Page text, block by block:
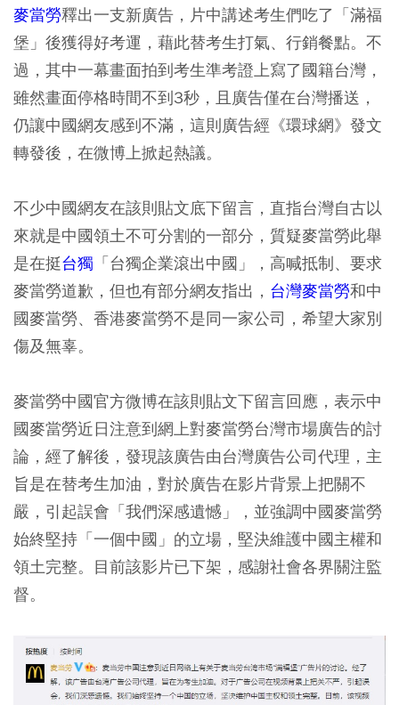
麥當勞釋出一支新廣告，片中講述考生們吃了「滿福
堡」後獲得好考運，藉此替考生打氣、行銷餐點。不
過，其中一幕畫面拍到考生準考證上寫了國籍台灣 ，
雖然畫面停格時間不到3秒，且廣告僅在台灣播送，
仍讓中國網友感到不滿，這則廣告經《環球網》發文
轉發後，在微博上掀起熱議。
不少中國網友在該則貼文底下留言，直指台灣自古以
來就是中國領土不可分割的一部分，質疑麥當勞此舉
是在挺台獨 「台獨企業滾出中國」，高喊抵制、要求
麥當勞道歉，但也有部分網友指出， 台灣麥當勞和中
國麥當勞、香港麥當勞不是同一家公司，希望大家別
傷及無辜。
麥當勞中國官方微博在該則貼文下留言回應，表示中
國麥當勞近日注意到網上對麥當勞台灣市場廣告的討
論，經了解後，發現該廣告由台灣廣告公司代理，主
旨是在替考生加油，對於廣告在影片背景上把關不
嚴，引起誤會「我們深感遺憾」，並強調中國麥當勞
始終堅持「一個中國 」的立場，堅決維護中國主權和
領土完整。目前該影片已下架，感謝社會各界關注監
督。